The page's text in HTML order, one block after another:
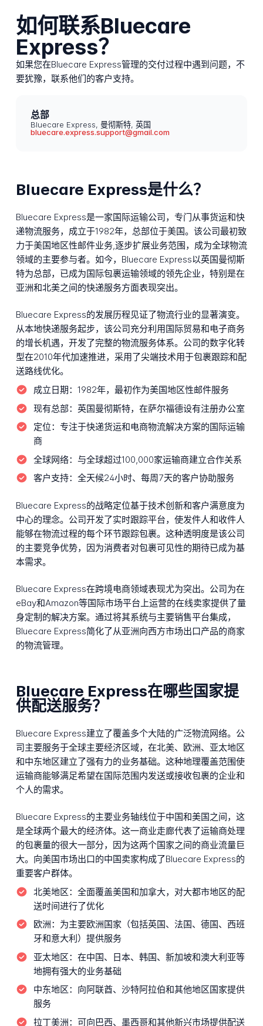
如何联系Bluecare
Express？
如果您在Bluecare Express管理的交付过程中遇到问题，不
要犹豫，联系他们的客户支持。
总部
Bluecare Express, 曼彻斯特, 英国
bluecare.express.support@gmail.com
Bluecare Express是什么？
Bluecare Express是一家国际运输公司，专门从事货运和快
递物流服务，成立于1982年，总部位于美国。该公司最初致
力于美国地区性邮件业务,逐步扩展业务范围，成为全球物流
领域的主要参与者。如今，Bluecare Express以英国曼彻斯
特为总部，已成为国际包裹运输领域的领先企业，特别是在
亚洲和北美之间的快递服务方面表现突出。
Bluecare Express的发展历程见证了物流行业的显著演变。
从本地快递服务起步，该公司充分利用国际贸易和电子商务
的增长机遇，开发了完整的物流服务体系。公司的数字化转
型在2010年代加速推进，采用了尖端技术用于包裹跟踪和配
送路线优化。
成立日期： 1982年，最初作为美国地区性邮件服务
现有总部： 英国曼彻斯特，在萨尔福德设有注册办公室
定位： 专注于快递货运和电商物流解决方案的国际运输
商
全球网络： 与全球超过100,000家运输商建立合作关系
客户支持： 全天候24小时、每周7天的客户协助服务
Bluecare Express的战略定位基于技术创新和客户满意度为
中心的理念。公司开发了实时跟踪平台，使发件人和收件人
能够在物流过程的每个环节跟踪包裹。这种透明度是该公司
的主要竞争优势，因为消费者对包裹可见性的期待已成为基
本需求。
Bluecare Express在跨境电商领域表现尤为突出。公司为在
eBay和Amazon等国际市场平台上运营的在线卖家提供了量
身定制的解决方案。通过将其系统与主要销售平台集成，
Bluecare Express简化了从亚洲向西方市场出口产品的商家
的物流管理。
Bluecare Express在哪些国家提
供配送服务？
Bluecare Express建立了覆盖多个大陆的广泛物流网络。公
司主要服务于全球主要经济区域，在北美、欧洲、亚太地区
和中东地区建立了强有力的业务基础。这种地理覆盖范围使
运输商能够满足希望在国际范围内发送或接收包裹的企业和
个人的需求。
Bluecare Express的主要业务轴线位于中国和美国之间，这
是全球两个最大的经济体。这一商业走廊代表了运输商处理
的包裹量的很大一部分，因为这两个国家之间的商业流量巨
大。向美国市场出口的中国卖家构成了Bluecare Express的
重要客户群体。
北美地区： 全面覆盖美国和加拿大，对大都市地区的配
送时间进行了优化
欧洲： 为主要欧洲国家（包括英国、法国、德国、西班
牙和意大利）提供服务
亚太地区： 在中国、日本、韩国、新加坡和澳大利亚等
地拥有强大的业务基础
中东地区： 向阿联酋、沙特阿拉伯和其他地区国家提供
服务
拉丁美洲： 可向巴西、墨西哥和其他新兴市场提供配送